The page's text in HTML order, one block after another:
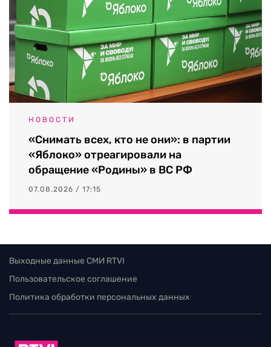
НОВОСТИ
«Снимать всех, кто не они»: в партии
«Яблоко» отреагировали на
обращение «Родины» в ВС РФ
07.08.2026 / 17:15
Выходные данные СМИ RTVI
Пользовательское соглашение
Политика обработки персональных данных